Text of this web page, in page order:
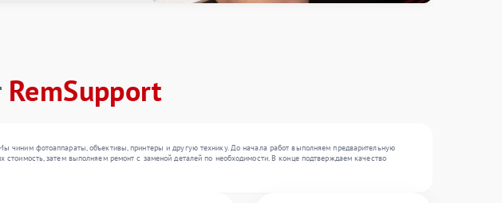
RemSupport
фотоаппараты, объективы, принтеры и другую технику. До начала работ выполняем предварительную
затем выполняем ремонт с заменой деталей по необходимости. В конце подтверждаем качество